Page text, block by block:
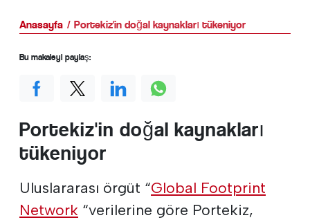
Anasayfa Portekiz'in doğal kaynakları tükeniyor
Portekiz'in doğal kaynakları
tükeniyor
Uluslararası örgüt “Global Footprint
Network “verilerine göre Portekiz,
Bu makaleyi paylaş: